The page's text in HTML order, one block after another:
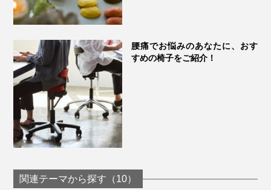
腰痛でお悩みのあなたに、おす
すめの椅子をご紹介！
関連テーマから探す（10）